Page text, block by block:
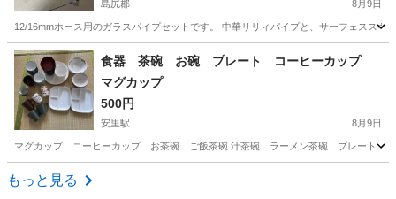
島尻郡 8月9日
12/16mmホース用のガラスパイプセットです。 中華リリィパイプと、サーフェスス
沖縄 島尻郡 その他 吸水
食器 茶碗 お碗 プレート コーヒーカップ
マグカップ
500円
安里駅 8月9日
マグカップ コーヒーカップ お茶碗 ご飯茶碗 汁茶碗 ラーメン茶碗 プレート ど
沖縄 那覇市
もっと見る